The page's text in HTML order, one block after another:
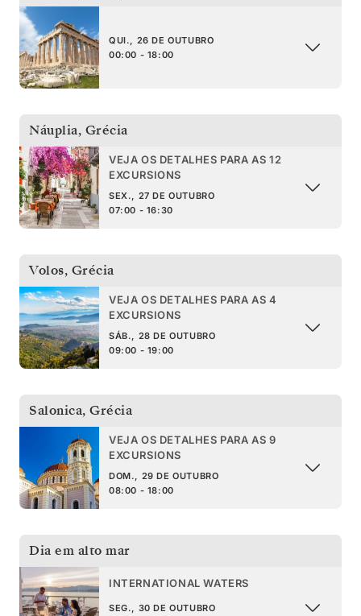
QUI., 26 DE OUTUBRO
00:00 - 18:00
Náuplia, Grécia
VEJA OS DETALHES PARA AS 12
EXCURSIONS
SEX., 27 DE OUTUBRO
07:00 - 16:30
Volos, Grécia
VEJA OS DETALHES PARA AS 4
EXCURSIONS
SÁB., 28 DE OUTUBRO
09:00 - 19:00
Salonica, Grécia
VEJA OS DETALHES PARA AS 9
EXCURSIONS
DOM., 29 DE OUTUBRO
08:00 - 18:00
Dia em alto mar
INTERNATIONAL WATERS
SEG., 30 DE OUTUBRO